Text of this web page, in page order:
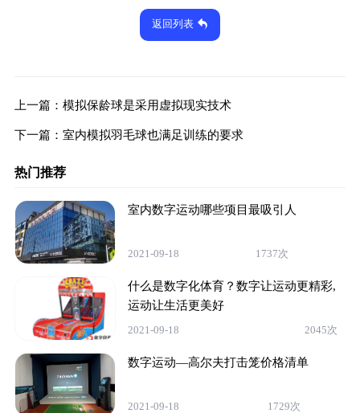
返回列表
上一篇： 模拟保龄球是采用虚拟现实技术
下一篇： 室内模拟羽毛球也满足训练的要求
热门推荐
室内数字运动哪些项目最吸引人
2021-09-18 1737次
什么是数字化体育？数字让运动更精彩,
运动让生活更美好
2021-09-18 2045次
数字运动—高尔夫打击笼价格清单
2021-09-18 1729次